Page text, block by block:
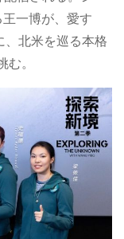
一博が、愛す
、北米を巡る本格
。